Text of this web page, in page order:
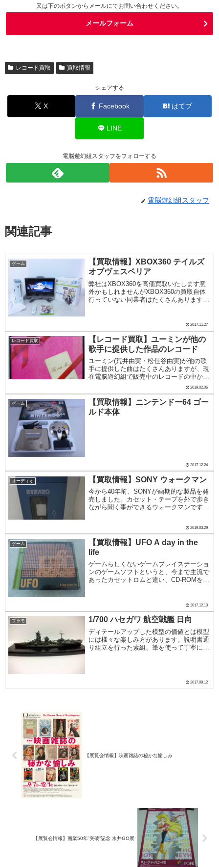
又は下のボタンからメールにてお問い合わせください。
メールフォーム
レコード買取 買取情報
シェアする
X Facebook はてブ
LINE
電脳遊幻組スタッフをフォローする
電脳遊幻組スタッフ
関連記事
ゲーム
【買取情報】XBOX360 テイルズ
オブヴェスペリア
弊社はXBOX360を高価買取いたします意
外かもしれませんがXBOX360の買取自体
行っていない同業者はたくさんあります。
るのに個人情報を登録しなくてはならな
い...
2017.11.27
レコード買取
【レコード買取】ユーミンが他の
歌手に提供した作品のレコード
ユーミン(荒井由実・松任谷由実)が他の歌
手に提供した曲はたくさんありますが、現
在電脳遊幻組で販売中のレコードの中か
ら、いくつかご紹介いたしましょう。まず
は1976年に発売された荒井由実名義での最
後のアルバム『14番目の月』の中からの曲
「中央...
2019.02.06
ゲーム
【買取情報】ニンテンドー64 ゴー
ルド本体
2017.12.24
オーディオ 【買取情報】SONY ウォークマン
今から40年前、SONYが画期的な製品を発
売しました。カセット・テープを外で歩き
ながら聞く事ができるウォークマンです。
れました。この初期モデルには初めての
試...
2019.03.29
ゲーム
【買取情報】UFO A day in the
life
ゲームらしくないゲームプレイステーショ
ンのゲームソフトというと、今まで主流で
あったカセットロムと違い、CD-ROMを使
なくありません。このUFO A day in ...2017.12.10
プラモ 1/700 ハセガワ 航空戦艦 日向
ディテールアップした模型の価値とは模型
には様々な楽しみ方があります。説明書通
り組立を行った素組、筆を使って丁寧に塗
2017.09.12
【展覧会情報】映画雑誌の秘かな愉しみ
【展覧会情報】画業50年”突破”記念 永井GO展